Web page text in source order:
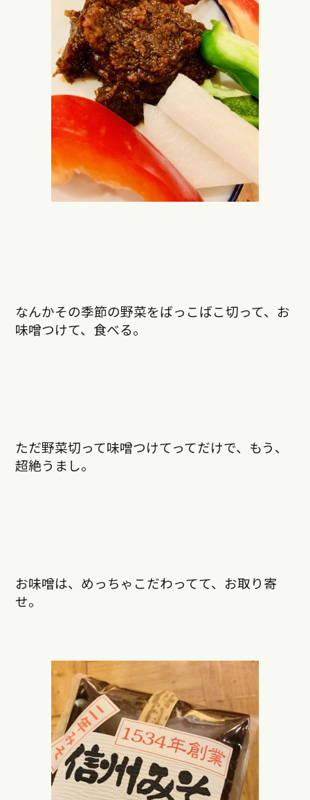
なんかその季節の野菜をばっこばこ切って、お
味噌つけて、食べる。
ただ野菜切って味噌つけてってだけで、もう、
超絶うまし。
お味噌は、めっちゃこだわってて、お取り寄
せ。